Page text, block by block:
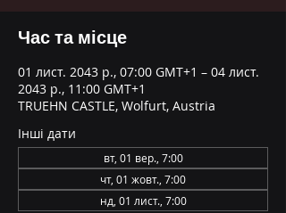
Час та місце
01 лист. 2043 р., 07:00 GMT+1 – 04 лист.
2043 р., 11:00 GMT+1
TRUEHN CASTLE, Wolfurt, Austria
Інші дати
вт, 01 вер., 7:00
чт, 01 жовт., 7:00
нд, 01 лист., 7:00